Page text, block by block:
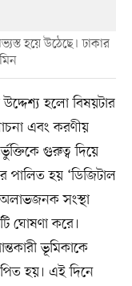
হয়ে উঠেছে। ঢাকার
হলো বিষয়টার
এবং করণীয়
গুরুত্ব দিয়ে
পালিত হয় ‘ডিজিটাল
অলাভজনক সংস্থা
ঘোষণা করে।
ভূমিকাকে
হয়। এই দিনে